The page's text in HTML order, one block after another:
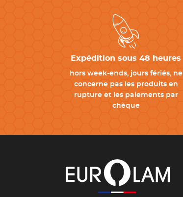
Expédition sous 48 heures
hors week-ends, jours fériés, ne
concerne pas les produits en
rupture et les paiements par
chèque